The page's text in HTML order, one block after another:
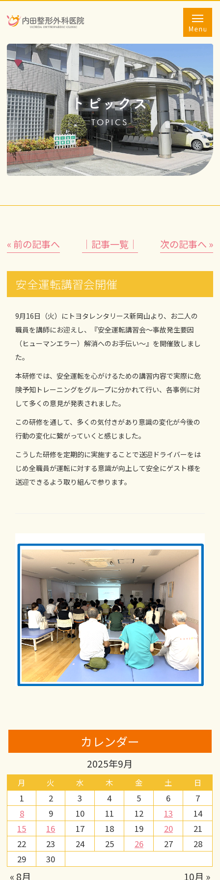
トピックス
TOPICS
« 前の記事へ │記事一覧│ 次の記事へ »
安全運転講習会開催
9月16日（火）にトヨタレンタリース新岡山より、お二人の
職員を講師にお迎えし、『安全運転講習会～事故発生要因
（ヒューマンエラー）解消へのお手伝い～』を開催致しまし
た。
本研修では、安全運転を心がけるための講習内容で実際に危
険予知トレーニングをグループに分かれて行い、各事例に対
して多くの意見が発表されました。
この研修を通して、多くの気付きがあり意識の変化が今後の
行動の変化に繋がっていくと感じました。
こうした研修を定期的に実施することで送迎ドライバーをは
じめ全職員が運転に対する意識が向上して安全にゲスト様を
送迎できるよう取り組んで参ります。
カレンダー
2025年9月
月 火 水 木 金 土 日
1 2 3 4 5 6
7
8
9 10 11 12 13
14
15
16 17 18 19 20
21
22
23 24 25 26 27
28
29
30
« 8月 10月 »